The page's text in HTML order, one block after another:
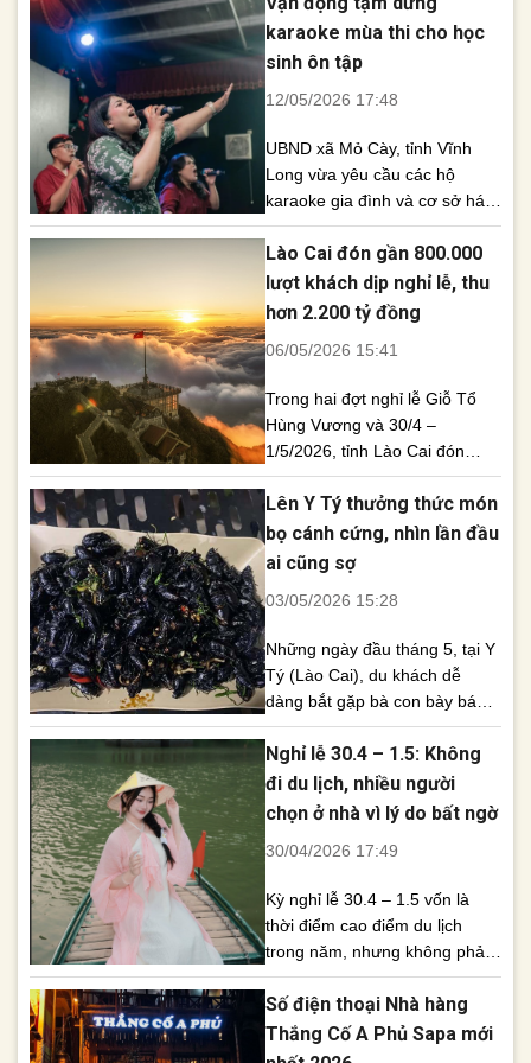
tranh tài kịch tính trong hai
ngày 23 và 24/5 tới. Ban tổ
thống Bắc Hà mở rộng 2026
karaoke mùa thi cho học
sinh ôn tập
12/05/2026 17:48
UBND xã Mỏ Cày, tỉnh Vĩnh
Long vừa yêu cầu các hộ
karaoke gia đình và cơ sở hát
với nhau nghe tự giác giảm
tiếng ồn, tạm dừng hoạt động
trong thời gian học sinh ôn thi
học kỳ II và tốt nghiệp THPT.
cho học sinh tập [...]
Lào Cai đón gần 800.000
lượt khách dịp nghỉ lễ, thu
hơn 2.200 tỷ đồng
06/05/2026 15:41
Trong hai đợt nghỉ lễ Giỗ Tổ
Hùng Vương và 30/4 –
1/5/2026, tỉnh Lào Cai đón
khoảng 800.000 lượt du khách,
tổng doanh thu du lịch đạt
khoảng 2.217 tỷ đồng, cho
thấy sức hút mạnh mẽ của
Trong hai đợt nghỉ lễ lớn gồm
Lên Y Tý thưởng thức món
bọ cánh cứng, nhìn lần đầu
ai cũng sợ
03/05/2026 15:28
Những ngày đầu tháng 5, tại Y
Tý (Lào Cai), du khách dễ
dàng bắt gặp bà con bày bán
bọ cánh cứng – món ăn đặc
sản độc đáo, giàu đạm của
đồng bào vùng cao Tây Bắc.
Những ngày đầu tháng 5, khi
cao tại Y Tý, [...]
Nghỉ lễ 30.4 – 1.5: Không
đi du lịch, nhiều người
chọn ở nhà vì lý do bất ngờ
30/04/2026 17:49
Kỳ nghỉ lễ 30.4 – 1.5 vốn là
thời điểm cao điểm du lịch
trong năm, nhưng không phải
ai cũng lựa chọn xách ba lô lên
đường. Năm nay, nhiều người
trẻ quyết định ở nhà, về quê
hoặc tận hưởng những ngày
Số điện thoại Nhà hàng
Thắng Cố A Phủ Sapa mới